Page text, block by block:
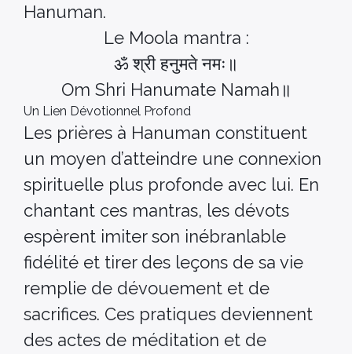
Hanuman.
Le Moola mantra :
ॐ श्री हनुमते नमः॥
Om Shri Hanumate Namah॥
Un Lien Dévotionnel Profond
Les prières à Hanuman constituent
un moyen d’atteindre une connexion
spirituelle plus profonde avec lui. En
chantant ces mantras, les dévots
espèrent imiter son inébranlable
fidélité et tirer des leçons de sa vie
remplie de dévouement et de
sacrifices. Ces pratiques deviennent
des actes de méditation et de